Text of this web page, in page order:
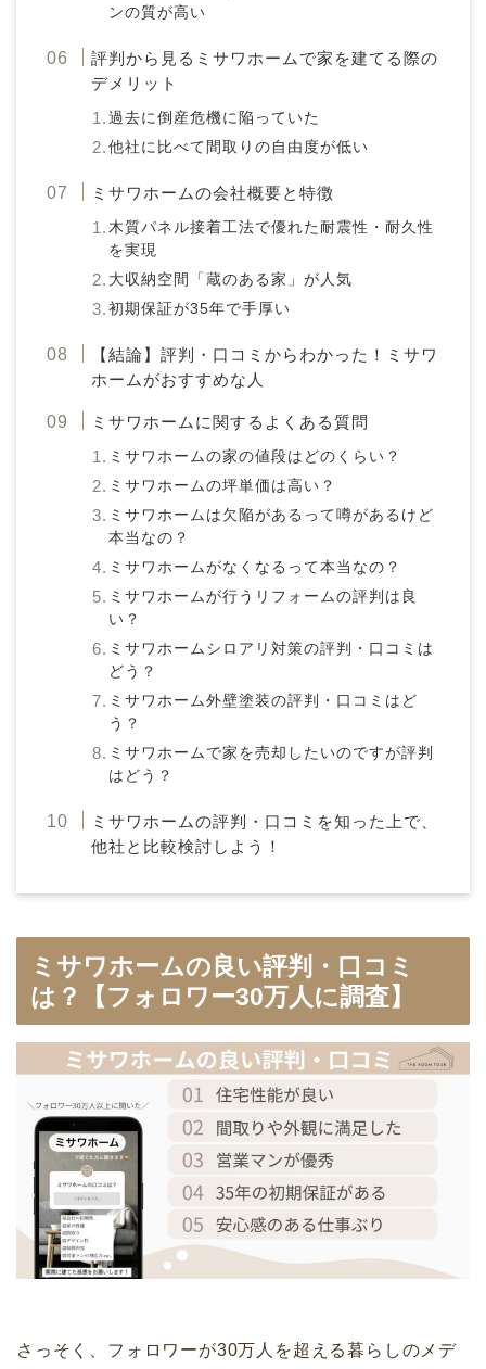
ンの質が高い
評判から見るミサワホームで家を建てる際の
デメリット
過去に倒産危機に陥っていた
他社に比べて間取りの自由度が低い
ミサワホームの会社概要と特徴
木質パネル接着工法で優れた耐震性・耐久性
を実現
大収納空間「蔵のある家」が人気
初期保証が35年で手厚い
【結論】評判・口コミからわかった！ミサワ
ホームがおすすめな人
ミサワホームに関するよくある質問
ミサワホームの家の値段はどのくらい？
ミサワホームの坪単価は高い？
ミサワホームは欠陥があるって噂があるけど
本当なの？
ミサワホームがなくなるって本当なの？
ミサワホームが行うリフォームの評判は良
い？
ミサワホームシロアリ対策の評判・口コミは
どう？
ミサワホーム外壁塗装の評判・口コミはど
う？
ミサワホームで家を売却したいのですが評判
はどう？
ミサワホームの評判・口コミを知った上で、
他社と比較検討しよう！
ミサワホームの良い評判・口コミ
は？【フォロワー30万人に調査】
さっそく、フォロワーが30万人を超える暮らしのメデ